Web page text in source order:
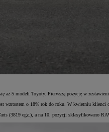
aż 5 modeli Toyoty. Pierwszą pozycję w
wzrostem o 18% rok do roku. W kwietniu klienci
(3819 egz.), a na 10. pozycji sklasyfikowano